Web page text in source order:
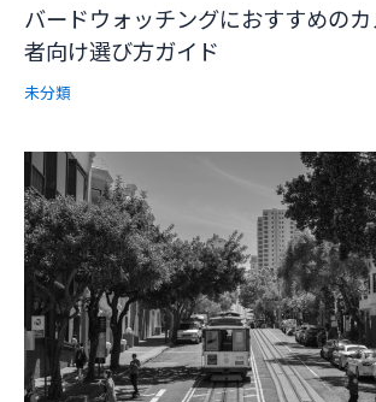
バードウォッチングにおすすめの
者向け選び方ガイド
未分類